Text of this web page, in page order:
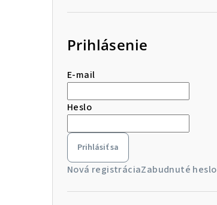
Prihlásenie
E-mail
Heslo
Prihlásiť sa
Nová registráciaZabudnuté heslo